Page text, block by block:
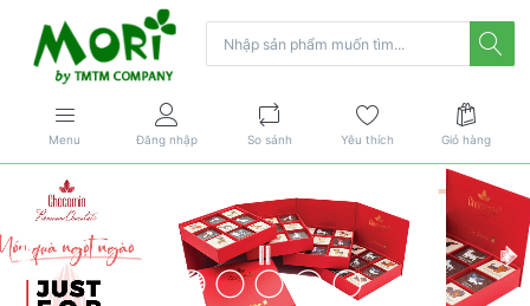
Menu Đăng nhập So sánh Yêu thích Giỏ hàng